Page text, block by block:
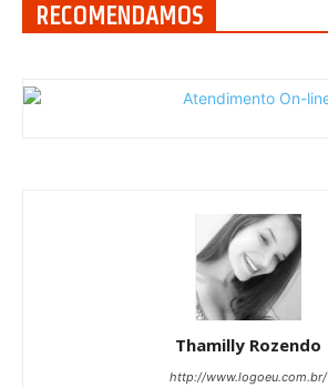
RECOMENDAMOS
Thamilly Rozendo
http://www.logoeu.com.br/